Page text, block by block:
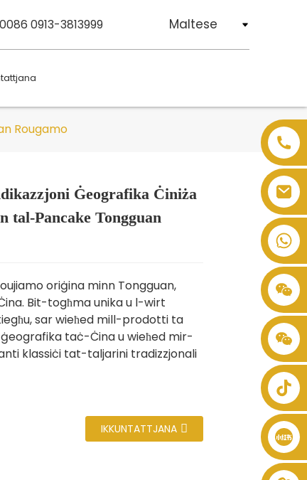
0913-3813999 Maltese
+86 8619946512999
Rougamo
Loading...
Loading... Loading...
Loading...
Ġeografika Ċiniża
tal-Pancake Tongguan
oriġina minn Tongguan,
Bit-togħma unika u l-wirt
sar wieħed mill-prodotti ta
ġeografika taċ-Ċina u wieħed mir-
klassiċi tat-taljarini tradizzjonali
IKKUNTATTJANA